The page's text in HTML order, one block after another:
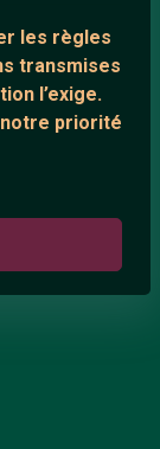
les règles
transmises
l’exige.
priorité